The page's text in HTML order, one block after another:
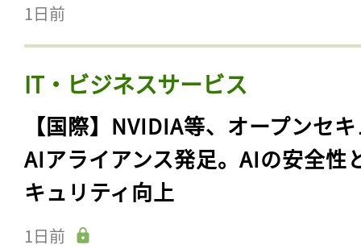
1日前
IT・ビジネスサービス
【国際】NVIDIA等、オープンセ
AIアライアンス発足。AIの安全性
キュリティ向上
1日前